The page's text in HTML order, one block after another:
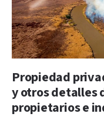
Propiedad
y otros detalles
propietarios e